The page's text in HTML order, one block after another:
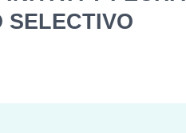
SELECTIVO